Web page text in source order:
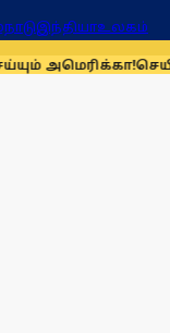
இந்தியாஉலகம்
செயின்ட் லூயிஸ்